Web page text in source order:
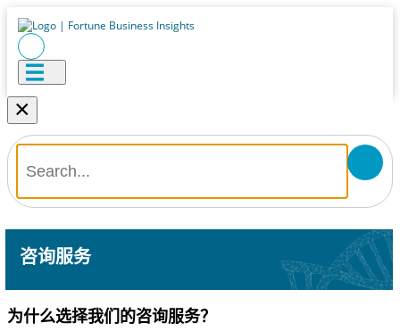
×
咨询服务
为什么选择我们的咨询服务？